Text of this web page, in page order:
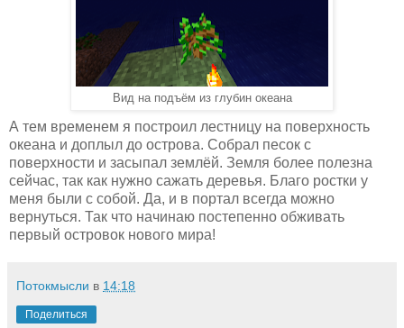
Вид на подъём из глубин океана
А тем временем я построил лестницу на поверхность
океана и доплыл до острова. Собрал песок с
поверхности и засыпал землёй. Земля более полезна
сейчас, так как нужно сажать деревья. Благо ростки у
меня были с собой. Да, и в портал всегда можно
вернуться. Так что начинаю постепенно обживать
первый островок нового мира!
Потокмысли в 14:18
Поделиться